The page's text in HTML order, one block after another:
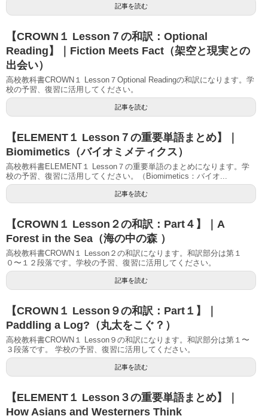
記事を読む
【CROWN１ Lesson７の和訳：Optional
Reading】｜Fiction Meets Fact（架空と現実との
出会い）
高校教科書CROWN１ Lesson７Optional Readingの和訳になります。学
校の予習、復習に活用してください。
記事を読む
【ELEMENT１ Lesson７の重要単語まとめ】｜
Biomimetics（バイオミメティクス）
高校教科書ELEMENT１ Lesson７の重要単語のまとめになります。学
校の予習、復習に活用してください。（Biomimetics：バイオ...
記事を読む
【CROWN１ Lesson２の和訳：Part４】｜A
Forest in the Sea（海の中の森 ）
高校教科書CROWN１ Lesson２の和訳になります。和訳部分は第１
０〜１２段落です。学校の予習、復習に活用してください。
記事を読む
【CROWN１ Lesson９の和訳：Part１】｜
Paddling a Log?（丸太をこぐ？）
高校教科書CROWN１ Lesson９の和訳になります。和訳部分は第１〜
３段落です。 学校の予習、復習に活用してください。
記事を読む
【ELEMENT１ Lesson３の重要単語まとめ】｜
How Asians and Westerners Think